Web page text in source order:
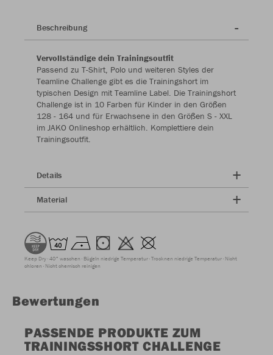
Beschreibung
Vervollständige dein Trainingsoutfit
Passend zu T-Shirt, Polo und weiteren Styles der
Teamline Challenge gibt es die Trainingshort im
typischen Design mit Teamline Label. Die Trainingshort
Challenge ist in 10 Farben für Kinder in den Größen
128 - 164 und für Erwachsene in den Größen S - XXL
im JAKO Onlineshop erhältlich. Komplettiere dein
Trainingsoutfit.
Details
Material
Keep Dry 40° waschen Bügeln niedrige Temperatur Trocknen niedrige Temperatur Nicht
chloren Nicht chemisch reinigen
Bewertungen
PASSENDE PRODUKTE ZUM
TRAININGSSHORT CHALLENGE